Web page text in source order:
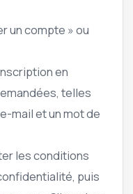
un compte » ou
en
telles
mail et un mot de
les conditions
puis